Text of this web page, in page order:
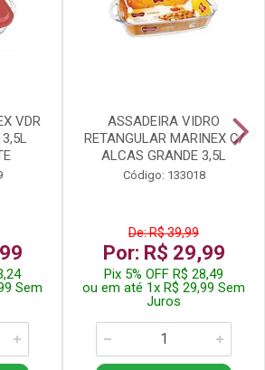
VDR
Sem
ASSADEIRA VIDRO
RETANGULAR MARINEX C/
ALCAS GRANDE 3,5L
Código: 133018
De: R$ 39,99
Por: R$ 29,99
Pix 5% OFF R$ 28,49
ou em até 1x R$ 29,99 Sem
Juros